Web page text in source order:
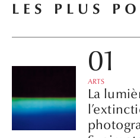
LES PLUS
ARTS
La